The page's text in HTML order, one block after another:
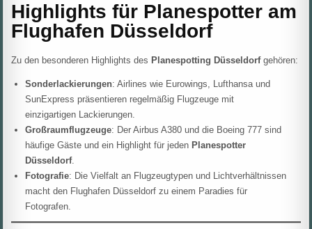
Highlights für Planespotter am
Flughafen Düsseldorf
Zu den besonderen Highlights des Planespotting Düsseldorfgehören:
Sonderlackierungen: Airlines wie Eurowings, Lufthansa und
SunExpress präsentieren regelmäßig Flugzeuge mit
einzigartigen Lackierungen.
Großraumflugzeuge: Der Airbus A380 und die Boeing 777 sind
häufige Gäste und ein Highlight für jeden Planespotter
Düsseldorf.
Fotografie: Die Vielfalt an Flugzeugtypen und Lichtverhältnissen
macht den Flughafen Düsseldorf zu einem Paradies für
Fotografen.